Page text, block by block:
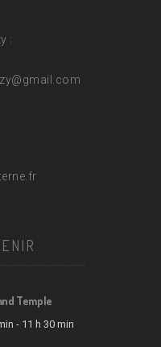
:
gmail.com
Temple
- 11 h 30 min